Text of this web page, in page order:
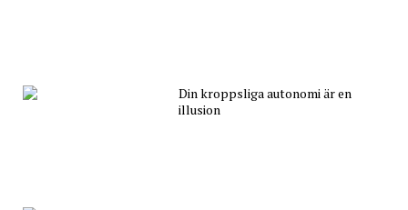
Din kroppsliga autonomi är en
illusion